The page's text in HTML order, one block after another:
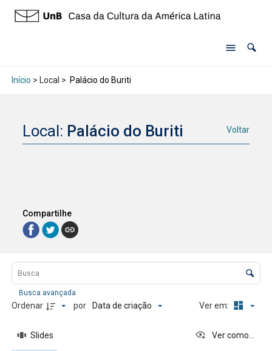
Início > Local > Palácio do Buriti
Local: Palácio do Buriti Voltar
Compartilhe
Lista de itens
Controle de ordenação e visualização
Busca avançada
Ordenar por Data de criação Ver em:
Slides Ver como...